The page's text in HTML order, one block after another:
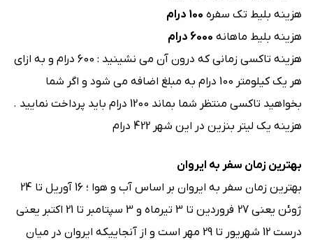
هزینه بلیط تک سفره 100 درام
هزینه بلیط ماهانه 6000 درام
هزینه تاکسی زمانی که درون آن می نشینید : 600 درام و به ازای
هر یک کیلومتر 100 درام به مبلغ اضافه می شود و اگر شما
بخواهید تاکسی منتظر شما بماند 1200 درام باید پرداخت نمایید .
هزینه یک لیتر بنزین در این شهر 422 درام
بهترین زمان سفر به ایروان
بهترین زمان سفر به ایروان بر اساس آب و هوا ؛ 16 آوریل تا 24
ژوئن یعنی 27 فروردین تا 3 تیرماه و 3 سپتامبر تا 21 اکتبر یعنی
درست 12 شهریور تا 29 مهر است و از آنجاییکه ایروان در میان